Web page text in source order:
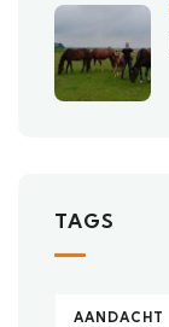
TAGS
AANDACHT